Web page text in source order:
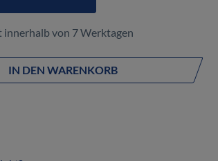
innerhalb von 7 Werktagen
IN DEN WARENKORB